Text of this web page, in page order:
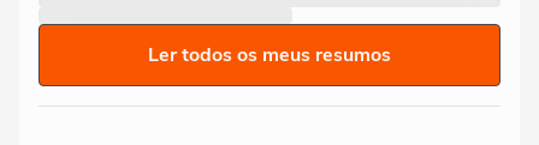
Ler todos os meus resumos